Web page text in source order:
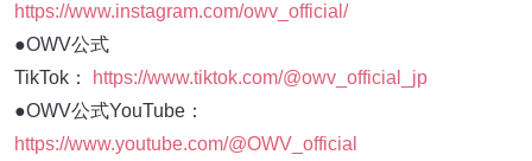
https://www.instagram.com/owv_official/
●OWV公式
TikTok：
https://www.tiktok.com/@owv_official_jp
●OWV公式YouTube：
https://www.youtube.com/@OWV_official